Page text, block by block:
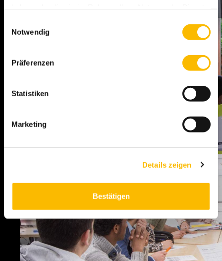
Cookies, wenn Sie unsere Webseite weiterhin nutzen.
Notwendig
Präferenzen
Statistiken
Marketing
Details zeigen
Bestätigen